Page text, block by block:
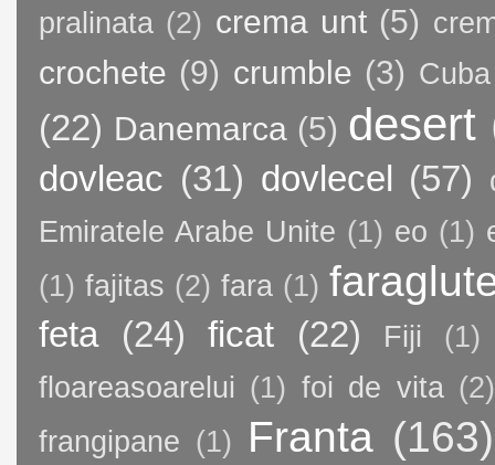
pralinata (2) crema unt (5)
crochete (9) crumble (3) Cuba
(22) Danemarca (5) desert
dovleac (31) dovlecel (57)
Emiratele Arabe Unite (1) eo (1)
(1) fajitas (2) fara (1)
feta (24) ficat (22) Fiji
(1)
floareasoarelui (1) foi de vita (2)
frangipane (1) Franta (163)